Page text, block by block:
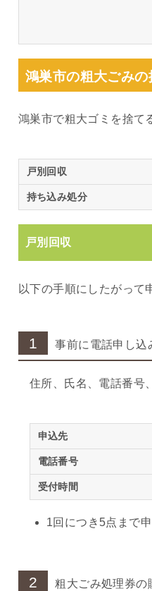
鴻巣市の粗大ごみの
鴻巣市で粗大ゴミを捨て
戸別回収
持ち込み処分
戸別回収
以下の手順にしたがって
1 事前に電話申し込
住所、氏名、電話番号
申込先
電話番号
受付時間
1回につき5点まで申
2 粗大ごみ処理券の